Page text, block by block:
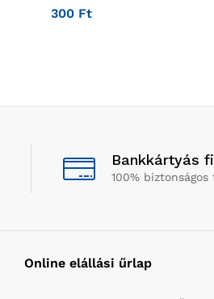
300 Ft
Bankkártyás
100% biztonságos
Online elállási űrlap